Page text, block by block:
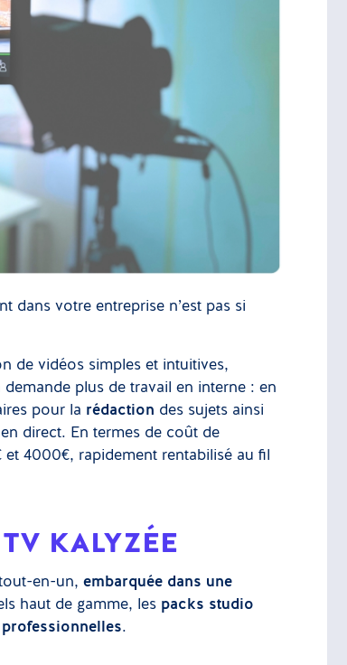
dans votre entreprise n’est pas si
de vidéos simples et intuitives,
plus de travail en interne : en
pour la rédaction des sujets ainsi
direct. En termes de coût de
4000€, rapidement rentabilisé au fil
KALYZÉE
tout-en-un,embarquée dans une
haut de gamme, les packs studio
.